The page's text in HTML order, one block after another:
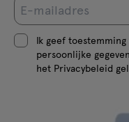
Ik geef
persoonlijke
het Privacybeleid